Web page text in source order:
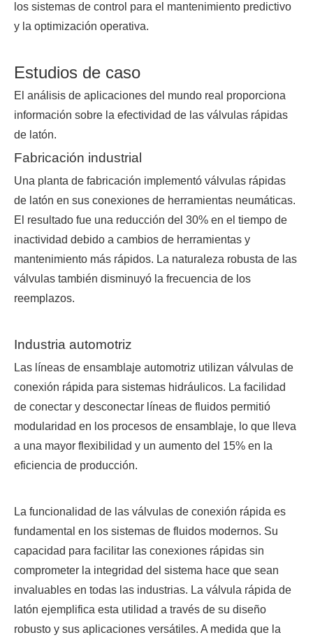
los sistemas de control para el mantenimiento predictivo
y la optimización operativa.
Estudios de caso
El análisis de aplicaciones del mundo real proporciona
información sobre la efectividad de las válvulas rápidas
de latón.
Fabricación industrial
Una planta de fabricación implementó válvulas rápidas
de latón en sus conexiones de herramientas neumáticas.
El resultado fue una reducción del 30% en el tiempo de
inactividad debido a cambios de herramientas y
mantenimiento más rápidos. La naturaleza robusta de las
válvulas también disminuyó la frecuencia de los
reemplazos.
Industria automotriz
Las líneas de ensamblaje automotriz utilizan válvulas de
conexión rápida para sistemas hidráulicos. La facilidad
de conectar y desconectar líneas de fluidos permitió
modularidad en los procesos de ensamblaje, lo que lleva
a una mayor flexibilidad y un aumento del 15% en la
eficiencia de producción.
La funcionalidad de las válvulas de conexión rápida es
fundamental en los sistemas de fluidos modernos. Su
capacidad para facilitar las conexiones rápidas sin
comprometer la integridad del sistema hace que sean
invaluables en todas las industrias. La válvula rápida de
latón ejemplifica esta utilidad a través de su diseño
robusto y sus aplicaciones versátiles. A medida que la